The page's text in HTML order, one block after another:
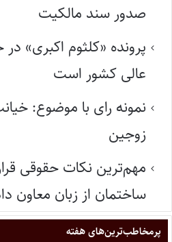
صدور سند مالکیت
پرونده «کلثوم اکبری»
عالی کشور است
نمونه رای با موضوع:
زوجین
مهم‌ترین نکات حقوقی
ساختمان از زبان معاون
پر‌مخاطب‌ترین‌های هفته